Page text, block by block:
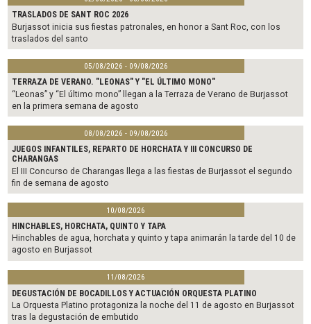
TRASLADOS DE SANT ROC 2026
Burjassot inicia sus fiestas patronales, en honor a Sant Roc, con los
traslados del santo
05/08/2026 - 09/08/2026
TERRAZA DE VERANO. "LEONAS" Y "EL ÚLTIMO MONO"
“Leonas” y “El último mono” llegan a la Terraza de Verano de Burjassot
en la primera semana de agosto
08/08/2026 - 09/08/2026
JUEGOS INFANTILES, REPARTO DE HORCHATA Y III CONCURSO DE
CHARANGAS
El III Concurso de Charangas llega a las fiestas de Burjassot el segundo
fin de semana de agosto
10/08/2026
HINCHABLES, HORCHATA, QUINTO Y TAPA
Hinchables de agua, horchata y quinto y tapa animarán la tarde del 10 de
agosto en Burjassot
11/08/2026
DEGUSTACIÓN DE BOCADILLOS Y ACTUACIÓN ORQUESTA PLATINO
La Orquesta Platino protagoniza la noche del 11 de agosto en Burjassot
tras la degustación de embutido